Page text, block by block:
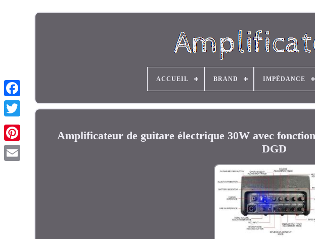
ACCUEIL BRAND IMPÉDANCE
Amplificateur de guitare électrique 30W avec
DGD